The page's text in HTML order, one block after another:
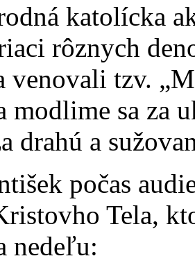
katolícka
rôznych
venovali tzv.
modlime sa za
drahú a
počas
Tela,
nedeľu: